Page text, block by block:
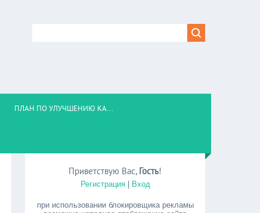
ПЛАН ПО УЛУЧШЕНИЮ КА...
Приветствую Вас, Гость!
Регистрация| Вход
при использовании блокировщика рекламы